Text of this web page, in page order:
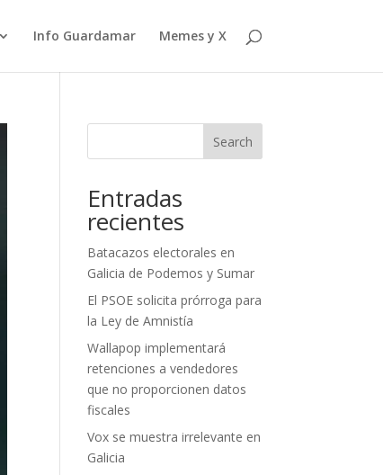
Info Guardamar Memes y X
Search
Entradas
recientes
Batacazos electorales en
Galicia de Podemos y Sumar
El PSOE solicita prórroga para
la Ley de Amnistía
Wallapop implementará
retenciones a vendedores
que no proporcionen datos
fiscales
Vox se muestra irrelevante en
Galicia